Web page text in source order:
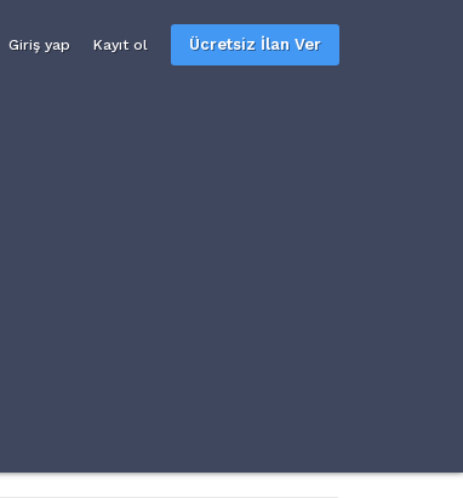
Giriş yap Kayıt ol Ücretsiz İlan Ver